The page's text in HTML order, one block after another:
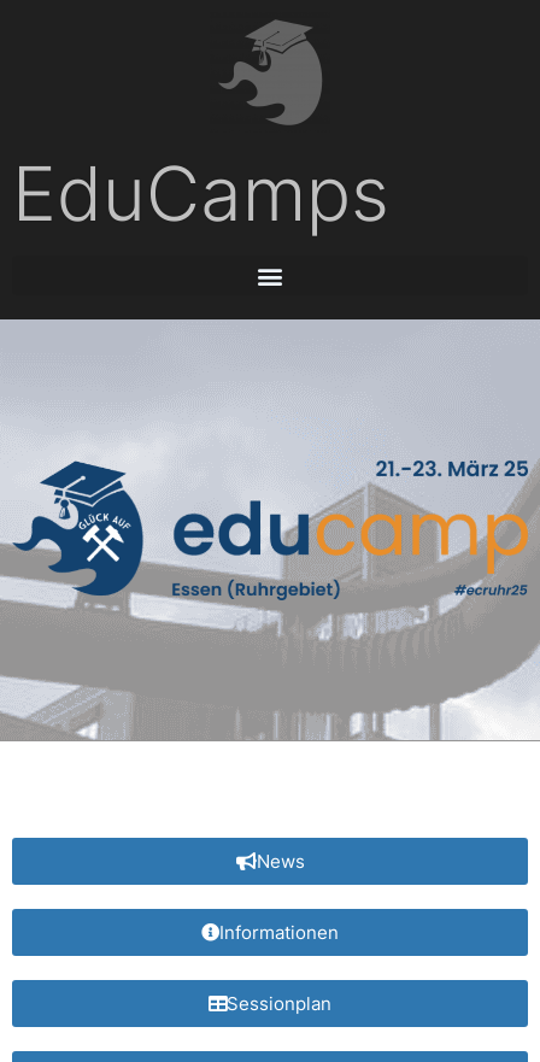
EduCamps
News
Informationen
Sessionplan